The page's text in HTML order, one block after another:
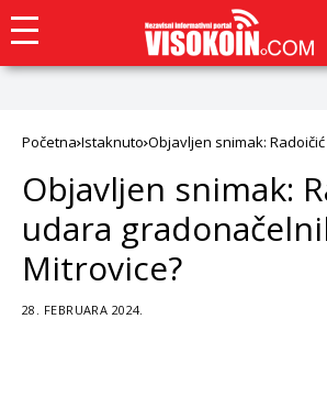
Početna Istaknuto Objavljen snimak:
Objavljen snimak:
udara
Mitrovice?
28. FEBRUARA 2024.